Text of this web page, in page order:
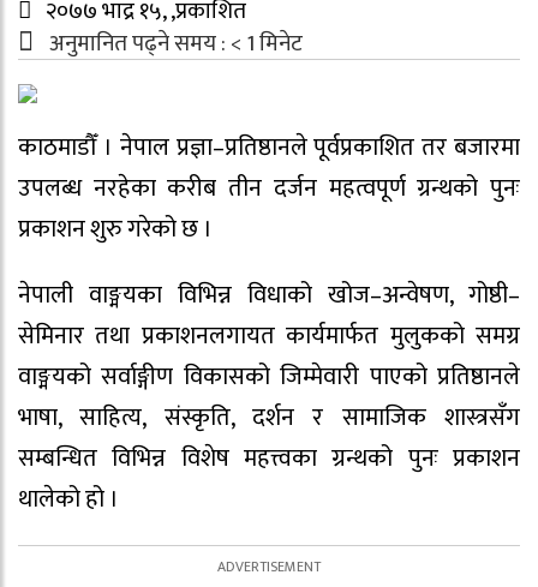
२०७७ भाद्र १५, ,प्रकाशित
अनुमानित पढ्ने समय :< 1मिनेट
काठमाडौँ । नेपाल प्रज्ञा–प्रतिष्ठानले पूर्वप्रकाशित तर बजारमा
उपलब्ध नरहेका करीब तीन दर्जन महत्वपूर्ण ग्रन्थको पुनः
प्रकाशन शुरु गरेको छ ।
नेपाली वाङ्मयका विभिन्न विधाको खोज–अन्वेषण, गोष्ठी–
सेमिनार तथा प्रकाशनलगायत कार्यमार्फत मुलुकको समग्र
वाङ्मयको सर्वाङ्गीण विकासको जिम्मेवारी पाएको प्रतिष्ठानले
भाषा, साहित्य, संस्कृति, दर्शन र सामाजिक शास्त्रसँग
सम्बन्धित विभिन्न विशेष महत्त्वका ग्रन्थको पुनः प्रकाशन
थालेको हो ।